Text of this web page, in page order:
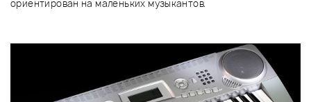
ориентирован на маленьких музыкантов.